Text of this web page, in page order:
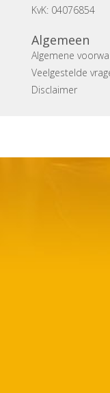
KvK: 04076854
Algemeen
Algemene
Veelgestelde
Disclaimer